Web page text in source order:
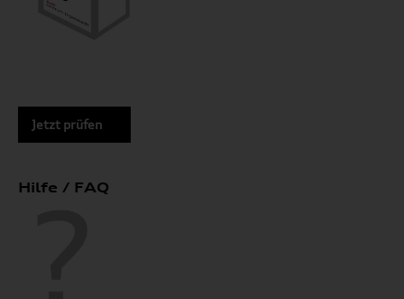
Jetzt prüfen
Hilfe / FAQ